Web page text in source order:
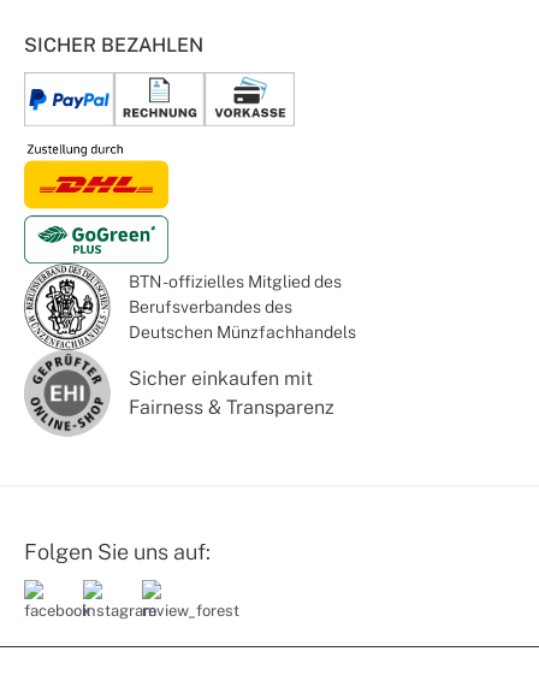
SICHER BEZAHLEN
BTN - offizielles Mitglied des
Berufsverbandes des
Deutschen Münzfachhandels
Sicher einkaufen mit
Fairness & Transparenz
Folgen Sie uns auf: